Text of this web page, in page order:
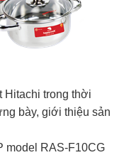
Hitachi trong thời
bày, giới thiệu sản
model RAS-F10CG